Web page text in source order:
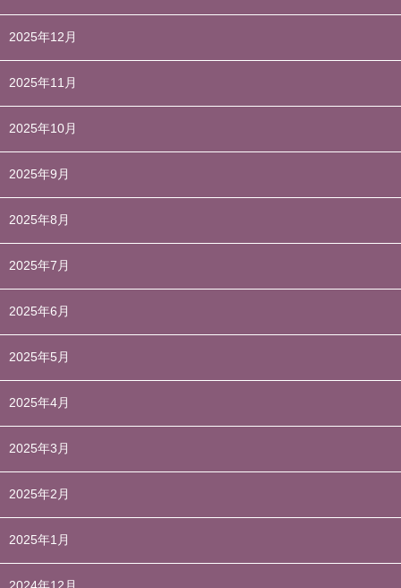
2025年12月
2025年11月
2025年10月
2025年9月
2025年8月
2025年7月
2025年6月
2025年5月
2025年4月
2025年3月
2025年2月
2025年1月